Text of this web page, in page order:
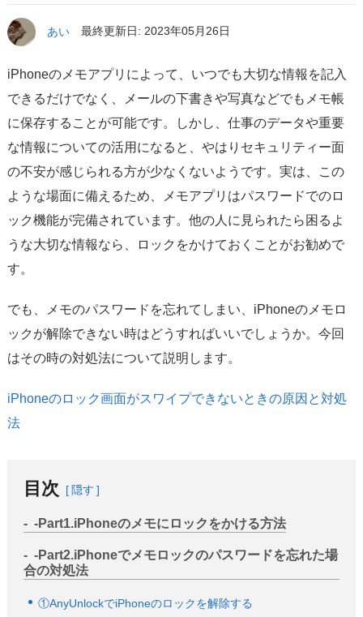
ダウンロード
サポート
言語選択
あい 最終更新日: 2023年05月26日
iPhoneのメモアプリによって、いつでも大切な情報を記入
できるだけでなく、メールの下書きや写真などでもメモ帳
に保存することが可能です。しかし、仕事のデータや重要
な情報についての活用になると、やはりセキュリティー面
の不安が感じられる方が少なくないようです。実は、この
ような場面に備えるため、メモアプリはパスワードでのロ
ック機能が完備されています。他の人に見られたら困るよ
うな大切な情報なら、ロックをかけておくことがお勧めで
す。
でも、メモのパスワードを忘れてしまい、iPhoneのメモロ
ックが解除できない時はどうすればいいでしょうか。今回
はその時の対処法について説明します。
iPhoneのロック画面がスワイプできないときの原因と対処
法
目次 隠す
-Part1.iPhoneのメモにロックをかける方法
-Part2.iPhoneでメモロックのパスワードを忘れた場
合の対処法
①AnyUnlockでiPhoneのロックを解除する